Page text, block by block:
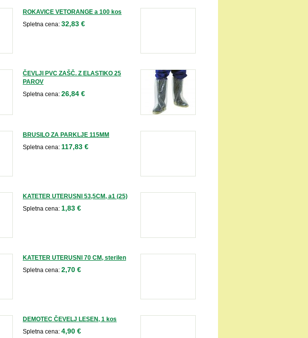
ROKAVICE VETORANGE a 100 kos
Spletna cena: 32,83 €
ČEVLJI PVC ZAŠČ. Z ELASTIKO 25
PAROV
Spletna cena: 26,84 €
BRUSILO ZA PARKLJE 115MM
Spletna cena: 117,83 €
KATETER UTERUSNI 53,5CM, a1 (25)
Spletna cena: 1,83 €
KATETER UTERUSNI 70 CM, sterilen
Spletna cena: 2,70 €
DEMOTEC ČEVELJ LESEN, 1 kos
Spletna cena: 4,90 €